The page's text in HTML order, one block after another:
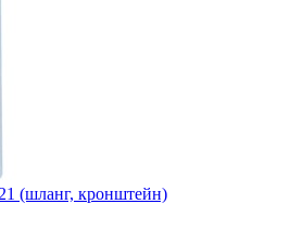
(шланг, кронштейн)